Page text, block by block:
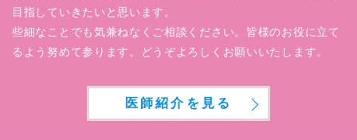
目指していきたいと思います。
些細なことでも気兼ねなくご相談ください。皆様のお役に立て
るよう努めて参ります。どうぞよろしくお願いいたします。
医師紹介を見る